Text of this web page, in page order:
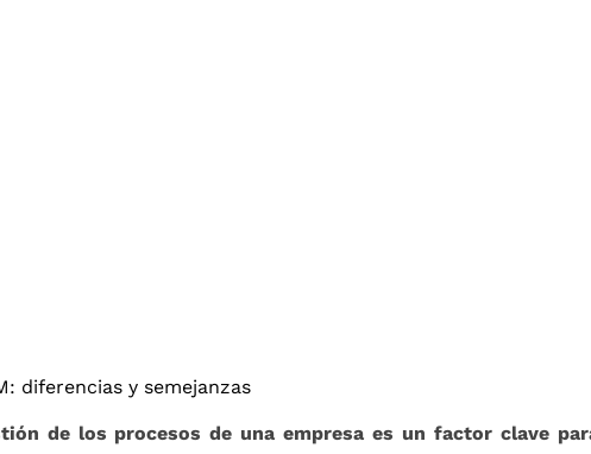
diferencias y semejanzas
de los procesos de una empresa es un factor clave